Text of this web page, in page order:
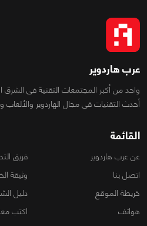
عرب هاردوير
واحد من أكبر المجتمعات التقنية فى
أحدث التقنيات فى مجال الهاردوير والألعاب
القائمة
عن عرب هاردوير
فريق
اتصل بنا
وثيقة
خريطة الموقع
دليل
هواتف
اكتب